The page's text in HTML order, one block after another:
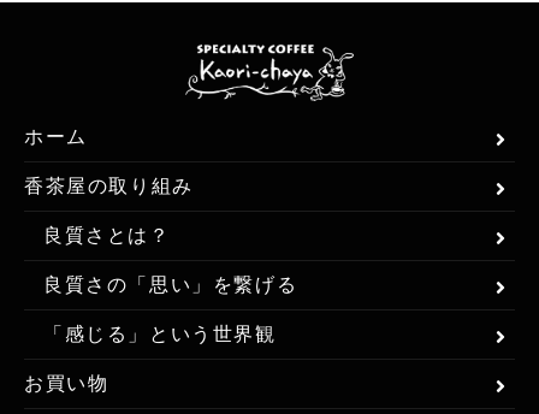
ホーム
香茶屋の取り組み
良質さとは？
良質さの「思い」を繋げる
「感じる」という世界観
お買い物